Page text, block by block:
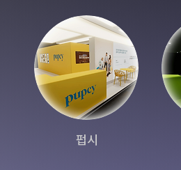
펍시